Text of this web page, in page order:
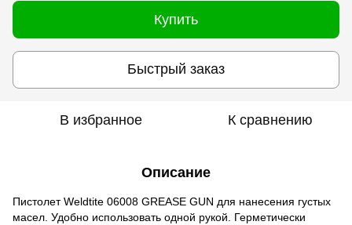
Купить
Быстрый заказ
В избранное К сравнению
Описание
Пистолет Weldtite 06008 GREASE GUN для нанесения густых
масел. Удобно использовать одной рукой. Герметически